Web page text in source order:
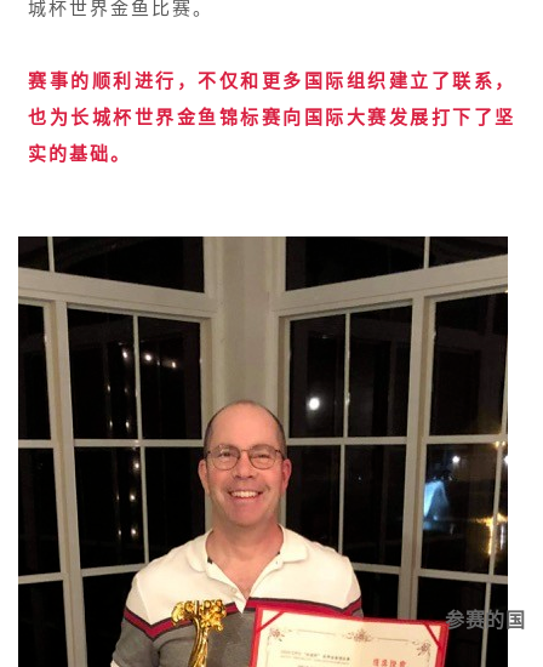
城杯世界金鱼比赛。
赛事的顺利进行，不仅和更多国际组织建立了联系，
也为长城杯世界金鱼锦标赛向国际大赛发展打下了坚
实的基础。
参赛的国际